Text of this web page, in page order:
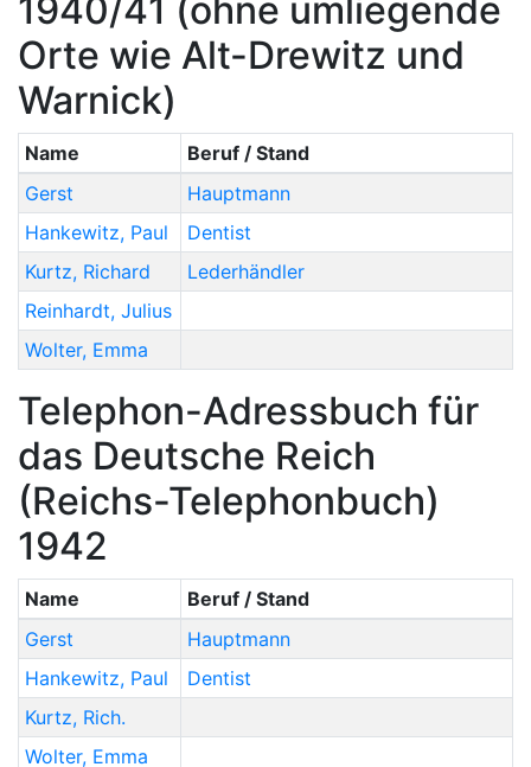
1940/41 (ohne umliegende
Orte wie Alt-Drewitz und
Warnick)
Name
Beruf / Stand
Gerst
Hauptmann
Hankewitz, Paul
Dentist
Kurtz, Richard
Lederhändler
Reinhardt, Julius
Wolter, Emma
Telephon-Adressbuch für
das Deutsche Reich
(Reichs-Telephonbuch)
1942
Name
Beruf / Stand
Gerst
Hauptmann
Hankewitz, Paul
Dentist
Kurtz, Rich.
Wolter, Emma